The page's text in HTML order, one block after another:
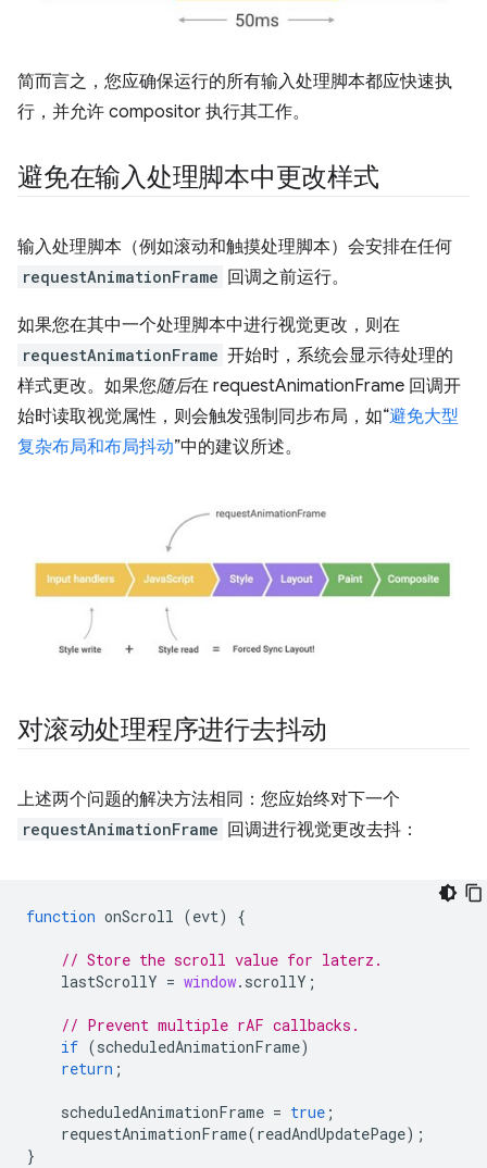
简而言之，您应确保运行的所有输入处理脚本都应快速执
行，并允许 compositor 执行其工作。
避免在输入处理脚本中更改样式
输入处理脚本（例如滚动和触摸处理脚本）会安排在任何
requestAnimationFrame 回调之前运行。
如果您在其中一个处理脚本中进行视觉更改，则在
requestAnimationFrame 开始时，系统会显示待处理的
样式更改。如果您随后在 requestAnimationFrame 回调开
始时读取视觉属性，则会触发强制同步布局，如“避免大型
复杂布局和布局抖动”中的建议所述。
对滚动处理程序进行去抖动
上述两个问题的解决方法相同：您应始终对下一个
requestAnimationFrame 回调进行视觉更改去抖：
function onScroll (evt) {
// Store the scroll value for laterz.
lastScrollY = window. scrollY ;
// Prevent multiple rAF callbacks.
if (scheduledAnimationFrame)
return ;
scheduledAnimationFrame = true ;
requestAnimationFrame(readAndUpdatePage);
}